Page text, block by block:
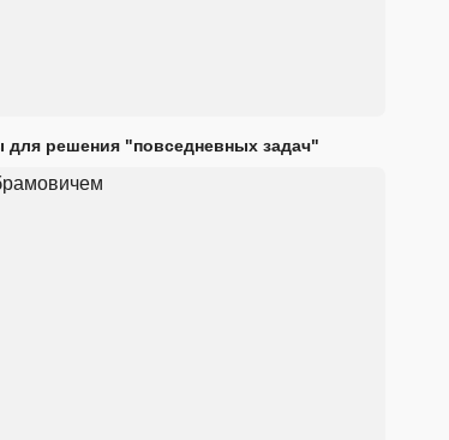
для решения "повседневных задач"